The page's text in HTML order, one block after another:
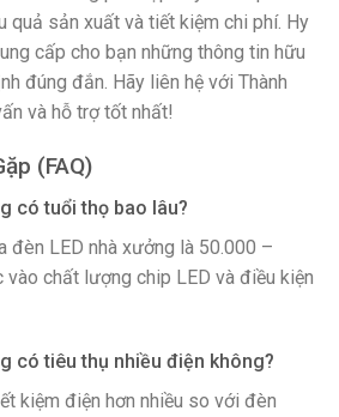
quả sản xuất và tiết kiệm chi phí. Hy
cấp cho bạn những thông tin hữu
đúng đắn. Hãy liên hệ với Thành
và hỗ trợ tốt nhất!
(FAQ)
có tuổi thọ bao lâu?
đèn LED nhà xưởng là 50.000 –
vào chất lượng chip LED và điều kiện
có tiêu thụ nhiều điện không?
kiệm điện hơn nhiều so với đèn